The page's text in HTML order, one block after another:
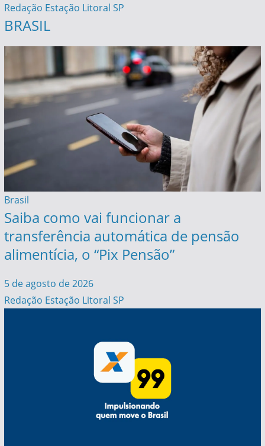
Redação Estação Litoral SP
BRASIL
Brasil
Saiba como vai funcionar a
transferência automática de pensão
alimentícia, o “Pix Pensão”
5 de agosto de 2026
Redação Estação Litoral SP